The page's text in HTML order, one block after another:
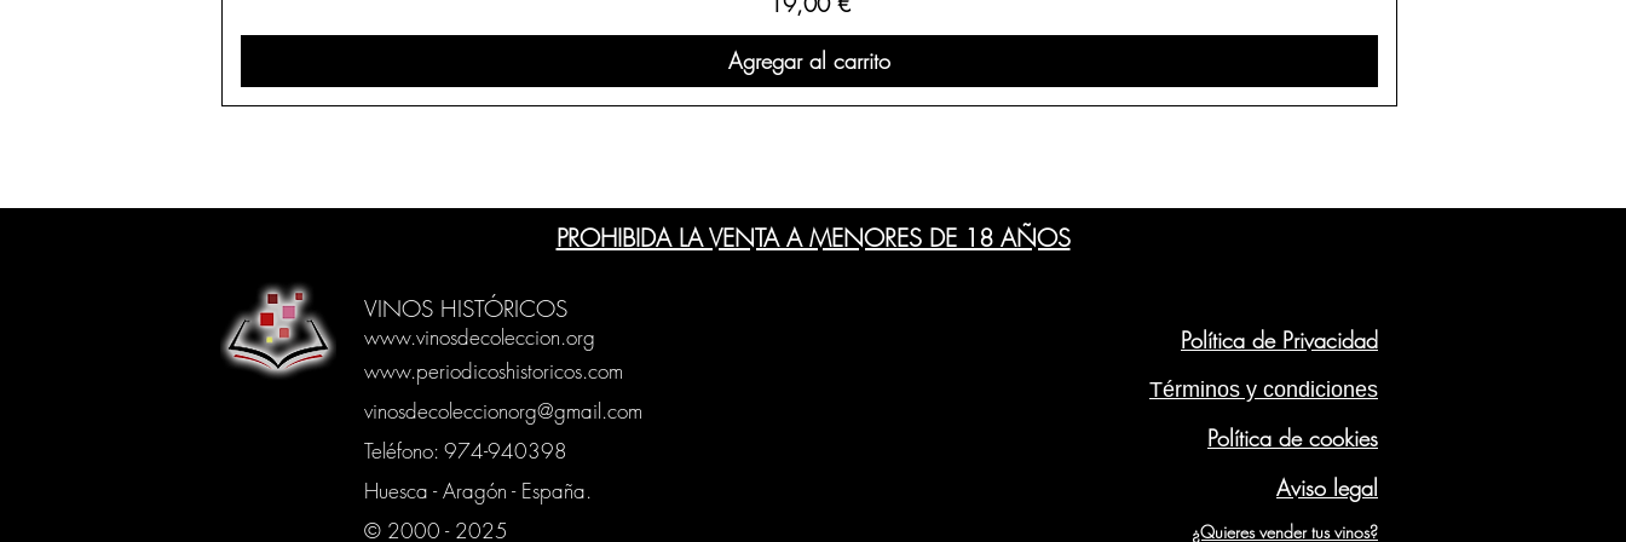
Agregar al carrito
PROHIBIDA LA VENTA A MENORES DE 18 AÑOS
VINOS HISTÓRICOS
www.vinosdecoleccion.org
www.periodicoshistoricos.com
vinosdecoleccionorg@gmail.com
Teléfono: 974-940398
Huesca - Aragón - España.
© 2000 - 2025
Política de Privacidad
Términos y condiciones
Política de cookies
Aviso legal
¿Quieres vender tus vinos?